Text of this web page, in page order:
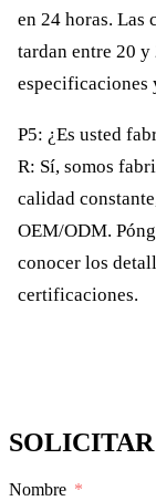
en 24 horas. Las
tardan entre 20 y
especificaciones
P5: ¿Es usted
R: Sí, somos
calidad
OEM/ODM.
conocer los
certificaciones.
SOLICITAR
Nombre